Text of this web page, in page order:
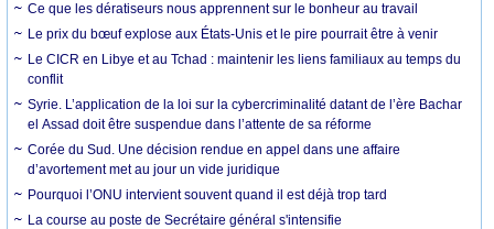
Ce que les dératiseurs nous apprennent sur le bonheur au travail
Le prix du bœuf explose aux États-Unis et le pire pourrait être à venir
Le CICR en Libye et au Tchad : maintenir les liens familiaux au temps du
conflit
Syrie. L’application de la loi sur la cybercriminalité datant de l’ère Bachar
el Assad doit être suspendue dans l’attente de sa réforme
Corée du Sud. Une décision rendue en appel dans une affaire
d’avortement met au jour un vide juridique
Pourquoi l’ONU intervient souvent quand il est déjà trop tard
La course au poste de Secrétaire général s'intensifie